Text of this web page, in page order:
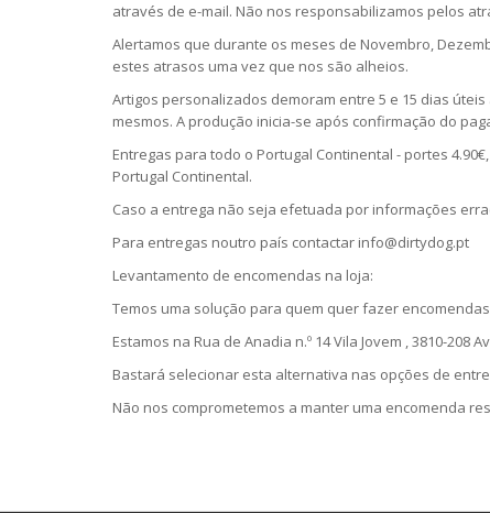
através de e-mail. Não nos responsabilizamos pelos
Alertamos que durante os meses de Novembro,
estes atrasos uma vez que nos são alheios.
Artigos personalizados demoram entre 5 e 15 dias
mesmos. A produção inicia-se após confirmação do
Entregas para todo o Portugal Continental - portes
Portugal Continental.
Caso a entrega não seja efetuada por informações
Para entregas noutro país contactar info@dirtydog.pt
Levantamento de encomendas na loja:
Temos uma solução para quem quer fazer
Estamos na Rua de Anadia n.º 14 Vila Jovem , 3810-208
Bastará selecionar esta alternativa nas opções de
Não nos comprometemos a manter uma encomenda